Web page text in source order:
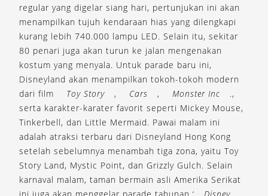
regular yang digelar siang hari, pertunjukan ini akan
menampilkan tujuh kendaraan hias yang dilengkapi
kurang lebih 740.000 lampu LED. Selain itu, sekitar
80 penari juga akan turun ke jalan mengenakan
kostum yang menyala. Untuk parade baru ini,
Disneyland akan menampilkan tokoh-tokoh modern
dari film
Toy Story , Cars , Monster Inc
.,
serta karakter-karater favorit seperti Mickey Mouse,
Tinkerbell, dan Little Mermaid. Pawai malam ini
adalah atraksi terbaru dari Disneyland Hong Kong
setelah sebelumnya menambah tiga zona, yaitu Toy
Story Land, Mystic Point, dan Grizzly Gulch. Selain
karnaval malam, taman bermain asli Amerika Serikat